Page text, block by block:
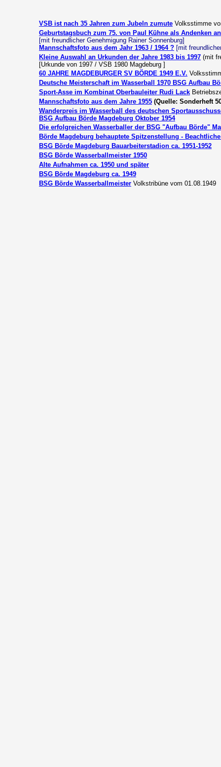
VSB ist nach 35 Jahren zum Jubeln zumute Volksstimme
Geburtstagsbuch zum 75. von Paul Kühne als Andenken
[mit freundlicher Genehmigung Rainer Sonnenburg]
Mannschaftsfoto aus dem Jahr 1963 / 1964 ? [mit
Kleine Auswahl an Urkunden der Jahre 1983 bis 1997 (mit
[Urkunde von 1997 / VSB 1980 Magdeburg ]
60 JAHRE MAGDEBURGER SV BÖRDE 1949 E.V.
Deutsche Meisterschaft im Wasserball 1970 BSG Aufbau
Sport-Asse im Kombinat Oberbauleiter Rudi Lack
Mannschaftsfoto aus dem Jahre 1955 (Quelle: Sonderheft
Wanderpreis im Wasserball des deutschen
BSG Aufbau Börde Magdeburg Oktober 1954
Die erfolgreichen Wasserballer der BSG "Aufbau Börde"
Börde Magdeburg behauptete Spitzenstellung -
BSG Börde Magdeburg Bauarbeiterstadion ca. 1951-1952
BSG Börde Wasserballmeister 1950
Alte Aufnahmen ca. 1950 und später
BSG Börde Magdeburg ca. 1949
BSG Börde Wasserballmeister Volkstribüne vom 01.08.1949